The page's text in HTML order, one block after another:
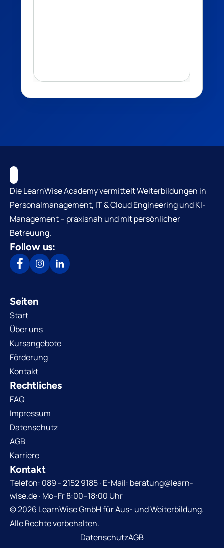
Die LearnWise Academy vermittelt Weiterbildungen in
Personalmanagement, IT & Cloud Engineering und KI-
Management – praxisnah und mit persönlicher
Betreuung.
Follow us:
Seiten
Start
Über uns
Kursangebote
Förderung
Kontakt
Rechtliches
FAQ
Impressum
Datenschutz
AGB
Karriere
Kontakt
Telefon: 089 - 2152 9185 · E-Mail: beratung@learn-
wise.de · Mo–Fr 8:00–18:00 Uhr
© 2026 LearnWise GmbH für Aus- und Weiterbildung.
Alle Rechte vorbehalten.
DatenschutzAGB